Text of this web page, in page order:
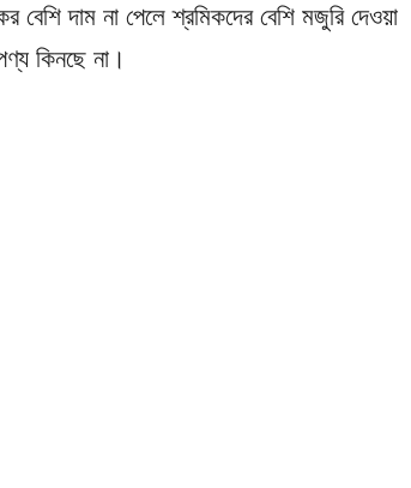
বেশি দাম না পেলে শ্রমিকদের বেশি মজুরি দেওয়া
কিনছে না।